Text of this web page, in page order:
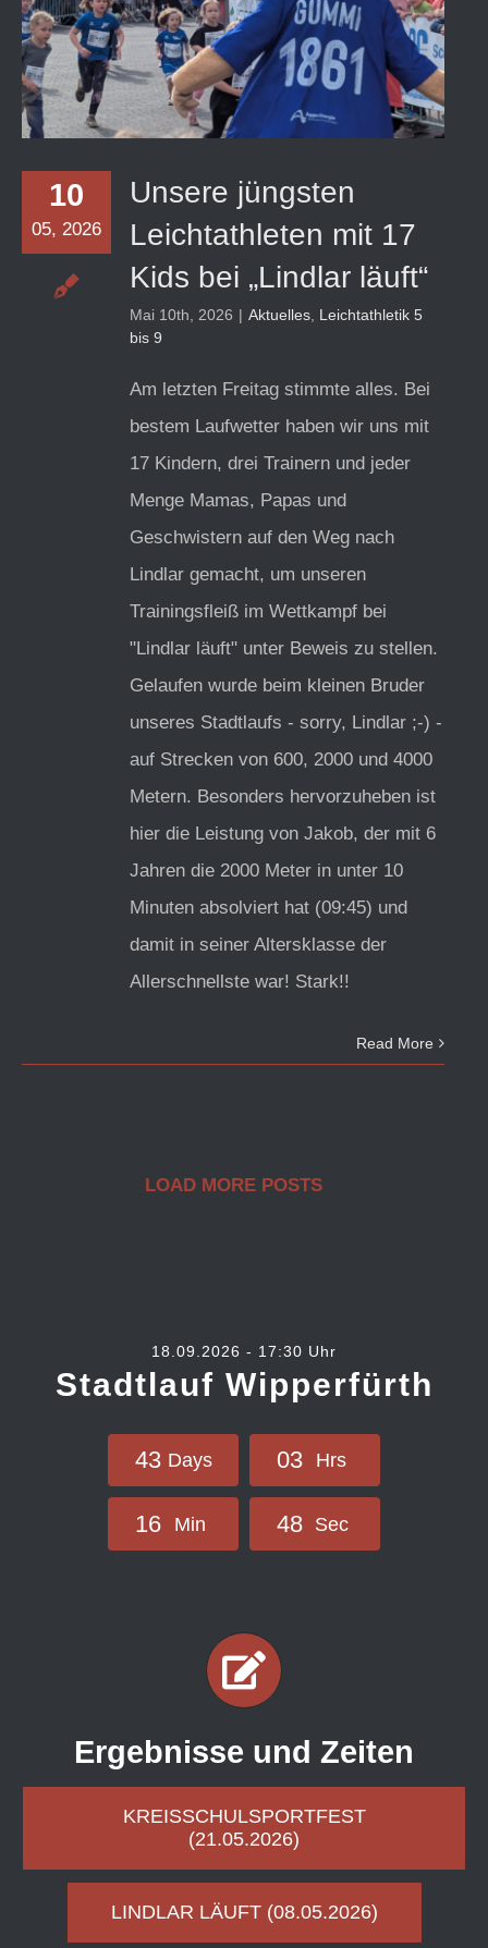
Kids bei „Lindlar läuft“
10
05, 2026
Unsere jüngsten
Leichtathleten mit 17
Kids bei „Lindlar läuft“
Mai 10th, 2026 | Aktuelles Leichtathletik 5
bis 9
Am letzten Freitag stimmte alles. Bei
bestem Laufwetter haben wir uns mit
17 Kindern, drei Trainern und jeder
Menge Mamas, Papas und
Geschwistern auf den Weg nach
Lindlar gemacht, um unseren
Trainingsfleiß im Wettkampf bei
"Lindlar läuft" unter Beweis zu stellen.
Gelaufen wurde beim kleinen Bruder
unseres Stadtlaufs - sorry, Lindlar ;-) -
auf Strecken von 600, 2000 und 4000
Metern. Besonders hervorzuheben ist
hier die Leistung von Jakob, der mit 6
Jahren die 2000 Meter in unter 10
Minuten absolviert hat (09:45) und
damit in seiner Altersklasse der
Allerschnellste war! Stark!!
Read More
LOAD MORE POSTS
18.09.2026 - 17:30 Uhr
Stadtlauf Wipperfürth
43 Days 03 Hrs
16 Min 47 Sec
Ergebnisse und Zeiten
KREISSCHULSPORTFEST
(21.05.2026)
LINDLAR LÄUFT (08.05.2026)